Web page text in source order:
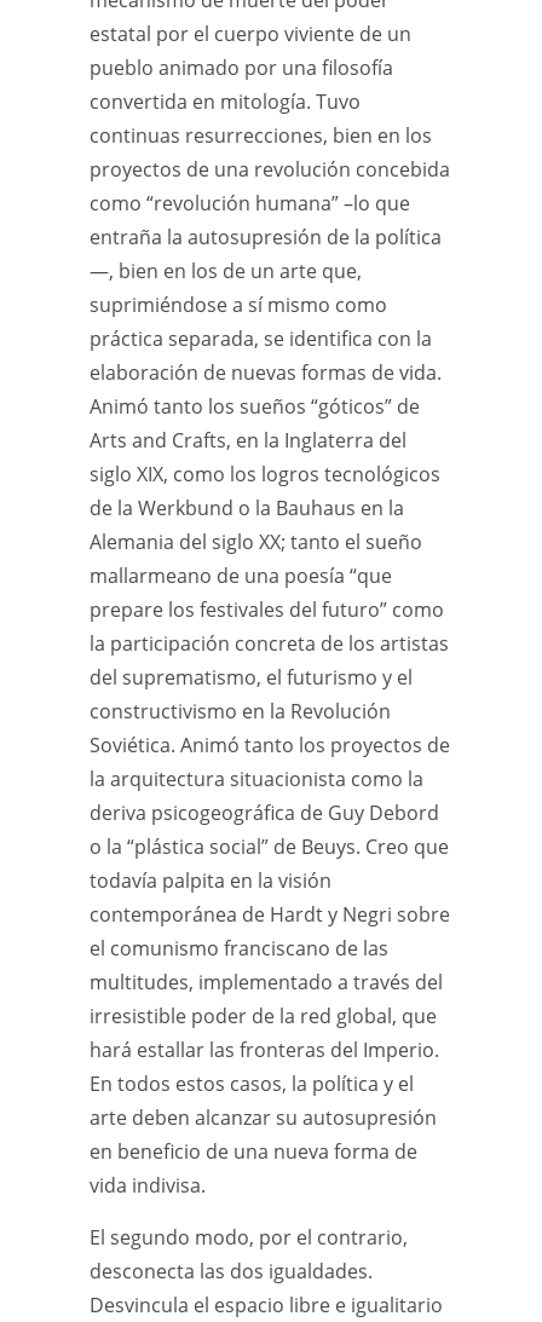
estatal por el cuerpo viviente de un
pueblo animado por una filosofía
convertida en mitología. Tuvo
continuas resurrecciones, bien en los
proyectos de una revolución concebida
como “revolución humana” –lo que
entraña la autosupresión de la política
—, bien en los de un arte que,
suprimiéndose a sí mismo como
práctica separada, se identifica con la
elaboración de nuevas formas de vida.
Animó tanto los sueños “góticos” de
Arts and Crafts, en la Inglaterra del
siglo XIX, como los logros tecnológicos
de la Werkbund o la Bauhaus en la
Alemania del siglo XX; tanto el sueño
mallarmeano de una poesía “que
prepare los festivales del futuro” como
la participación concreta de los artistas
del suprematismo, el futurismo y el
constructivismo en la Revolución
Soviética. Animó tanto los proyectos de
la arquitectura situacionista como la
deriva psicogeográfica de Guy Debord
o la “plástica social” de Beuys. Creo que
todavía palpita en la visión
contemporánea de Hardt y Negri sobre
el comunismo franciscano de las
multitudes, implementado a través del
irresistible poder de la red global, que
hará estallar las fronteras del Imperio.
En todos estos casos, la política y el
arte deben alcanzar su autosupresión
en beneficio de una nueva forma de
vida indivisa.
El segundo modo, por el contrario,
desconecta las dos igualdades.
Desvincula el espacio libre e igualitario